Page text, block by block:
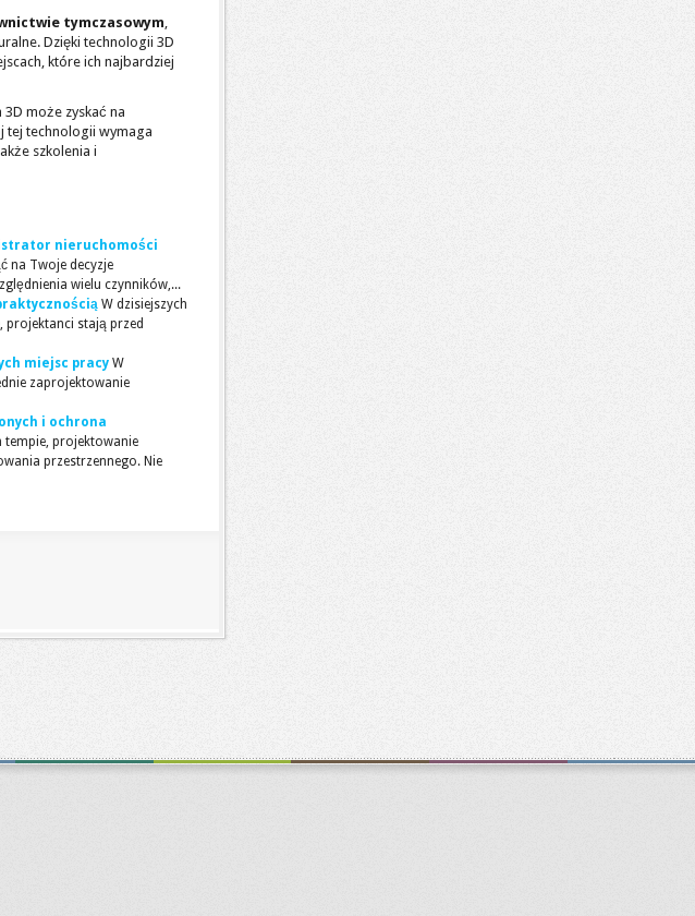
tymczasowym,
Dzięki technologii 3D
które ich najbardziej
może zyskać na
tej technologii wymaga
szkolenia i
nieruchomości
na Twoje decyzje
wielu czynników,...
W dzisiejszych
projektanci stają przed
miejsc pracy W
zaprojektowanie
i ochrona
tempie, projektowanie
przestrzennego. Nie